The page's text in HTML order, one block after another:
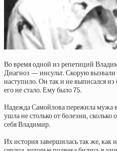
Во время одной из репетиций
Диагноз — инсульт. Скорую вызвали
наступило. Он так и не выписался из
его не стало. Ему было 75.
Надежда Самойлова пережила мужа
ушла не столько от болезни, сколько
себя Владимир.
Их история завершилась так же,